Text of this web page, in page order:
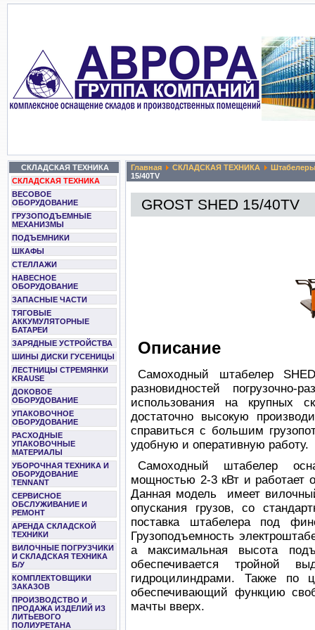
СКЛАДСКАЯ ТЕХНИКА
СКЛАДСКАЯ ТЕХНИКА
ВЕСОВОЕ
ОБОРУДОВАНИЕ
ГРУЗОПОДЪЕМНЫЕ
МЕХАНИЗМЫ
ПОДЪЕМНИКИ
ШКАФЫ
СТЕЛЛАЖИ
НАВЕСНОЕ
ОБОРУДОВАНИЕ
ЗАПАСНЫЕ ЧАСТИ
ТЯГОВЫЕ
АККУМУЛЯТОРНЫЕ
БАТАРЕИ
ЗАРЯДНЫЕ УСТРОЙСТВА
ШИНЫ ДИСКИ ГУСЕНИЦЫ
ЛЕСТНИЦЫ СТРЕМЯНКИ
KRAUSE
ДОКОВОЕ
ОБОРУДОВАНИЕ
УПАКОВОЧНОЕ
ОБОРУДОВАНИЕ
РАСХОДНЫЕ
УПАКОВОЧНЫЕ
МАТЕРИАЛЫ
УБОРОЧНАЯ ТЕХНИКА И
ОБОРУДОВАНИЕ
TENNANT
СЕРВИСНОЕ
ОБСЛУЖИВАНИЕ И
РЕМОНТ
АРЕНДА СКЛАДСКОЙ
ТЕХНИКИ
ВИЛОЧНЫЕ ПОГРУЗЧИКИ
И СКЛАДСКАЯ ТЕХНИКА
Б/У
КОМПЛЕКТОВЩИКИ
ЗАКАЗОВ
ПРОИЗВОДСТВО И
ПРОДАЖА ИЗДЕЛИЙ ИЗ
ЛИТЬЕВОГО
ПОЛИУРЕТАНА
Главная СКЛАДСКАЯ ТЕХНИКА
Штабелеры
15/40TV
GROST SHED 15/40TV
Описание
Самоходный штабелер
разновидностей погрузочно-
использования на крупных
достаточно высокую
справиться с большим
удобную и оперативную работу.
Самоходный штабелер
мощностью 2-3 кВт и работает
Данная модель имеет
опускания грузов, со
поставка штабелера под
Грузоподъемность
а максимальная высота
обеспечивается тройной
гидроцилиндрами. Также по
обеспечивающий функцию
мачты вверх.